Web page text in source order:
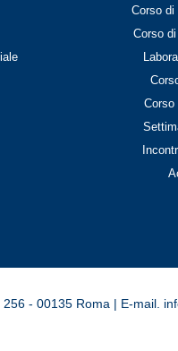
Corso di
Corso
Corso
- 00135 Roma | E-mail.